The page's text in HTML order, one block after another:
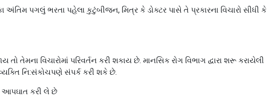
પગલું ભરતા પહેલા કુટુંબીજન, મિત્ર કે ડોક્ટર પાસે તે પ્રકારના વિચારો સીધી કે
તેમના વિચારોમાં પરિવર્તન કરી શકાય છે. માનસિક રોગ વિભાગ દ્વારા શરૂ કરાયેલી
નિ:સંકોચપણે સંપર્ક કરી શકે છે.
આપઘાત કરી લે છે